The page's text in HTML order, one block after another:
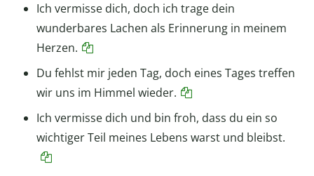
Ich vermisse dich, doch ich trage dein
wunderbares Lachen als Erinnerung in meinem
Herzen.
Du fehlst mir jeden Tag, doch eines Tages treffen
wir uns im Himmel wieder.
Ich vermisse dich und bin froh, dass du ein so
wichtiger Teil meines Lebens warst und bleibst.